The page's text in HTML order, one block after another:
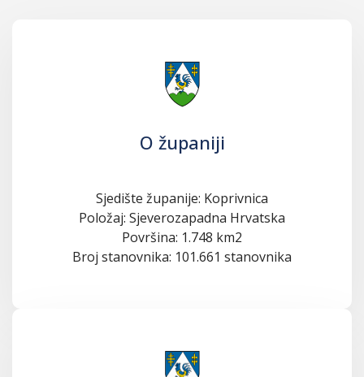
O županiji
Sjedište županije: Koprivnica
Položaj: Sjeverozapadna Hrvatska
Površina: 1.748 km2
Broj stanovnika: 101.661 stanovnika